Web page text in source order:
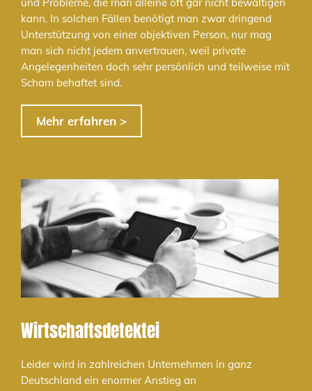
und Probleme, die man alleine oft gar nicht bewältigen
kann. In solchen Fällen benötigt man zwar dringend
Unterstützung von einer objektiven Person, nur mag
man sich nicht jedem anvertrauen, weil private
Angelegenheiten doch sehr persönlich und teilweise mit
Scham behaftet sind.
Mehr erfahren >
Wirtschaftsdetektei
Leider wird in zahlreichen Unternehmen in ganz
Deutschland ein enormer Anstieg an